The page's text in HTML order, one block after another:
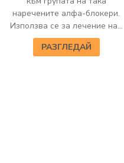
наречените алфа-блокери.
Използва се за лечение на...
РАЗГЛЕДАЙ